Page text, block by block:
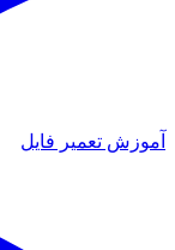
آموزش تعمیر فایل